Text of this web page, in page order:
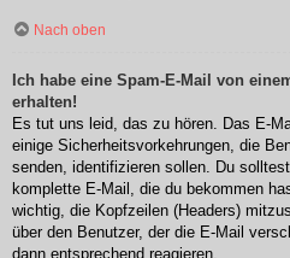
Nach oben
Ich habe eine Spam-E-Mail von
erhalten!
Es tut uns leid, das zu hören. Das E-
einige Sicherheitsvorkehrungen, die
senden, identifizieren sollen. Du
komplette E-Mail, die du bekommen
wichtig, die Kopfzeilen (Headers)
über den Benutzer, der die E-Mail
dann entsprechend reagieren.